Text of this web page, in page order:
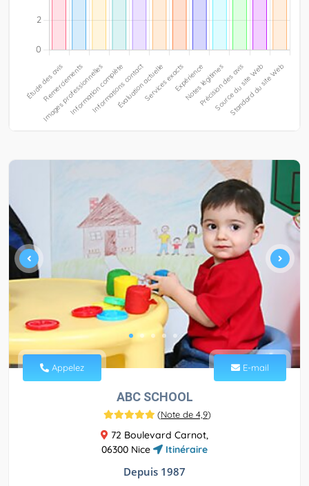
Appelez E-mail
ABC SCHOOL
(Note de 4,9)
72 Boulevard Carnot,
06300 Nice
Itinéraire
Depuis 1987